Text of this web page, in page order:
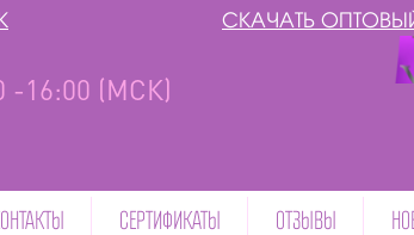
-16:00 (МСК)
СКАЧАТЬ
СЕРТИФИКАТЫ ОТЗЫВЫ